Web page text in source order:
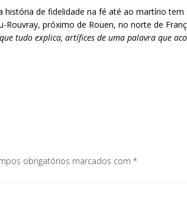
de fidelidade na fé até ao martírio
Rouvray, próximo de Rouen, no norte de
tudo explica, artífices de uma palavra que
obrigatórios marcados com *